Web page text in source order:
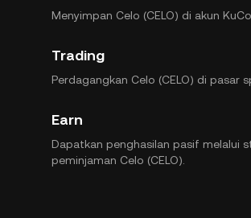
Menyimpan Celo (CELO) di akun
Trading
Perdagangkan Celo (CELO) di pasar
Earn
Dapatkan penghasilan pasif melalui
peminjaman Celo (CELO).